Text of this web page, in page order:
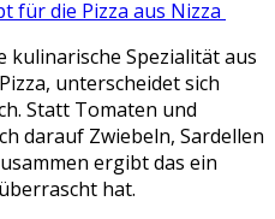
für die Pizza aus Nizza
kulinarische Spezialität aus
unterscheidet sich
Statt Tomaten und
darauf Zwiebeln, Sardellen
ergibt das ein
hat.